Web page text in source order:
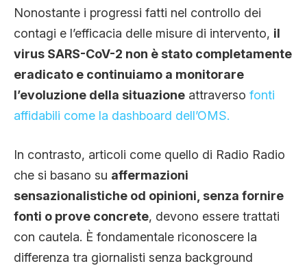
Nonostante i progressi fatti nel controllo dei
contagi e l’efficacia delle misure di intervento, il
virus SARS-CoV-2 non è stato completamente
eradicato e continuiamo a monitorare
l’evoluzione della situazione attraverso fonti
affidabili come la dashboard dell’OMS.
In contrasto, articoli come quello di Radio Radio
che si basano su affermazioni
sensazionalistiche od opinioni, senza fornire
fonti o prove concrete, devono essere trattati
con cautela. È fondamentale riconoscere la
differenza tra giornalisti senza background